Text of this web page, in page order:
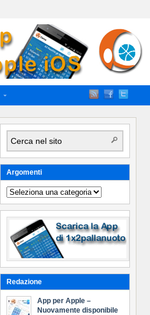
Argomenti
Argomenti
Redazione
App per Apple –
Nuovamente disponibile